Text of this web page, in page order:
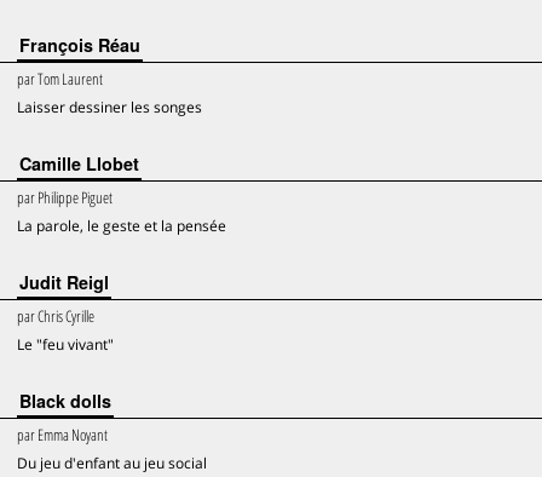
François Réau
parTom Laurent
Laisser dessiner les songes
Camille Llobet
parPhilippe Piguet
La parole, le geste et la pensée
Judit Reigl
parChris Cyrille
Le "feu vivant"
Black dolls
parEmma Noyant
Du jeu d'enfant au jeu social